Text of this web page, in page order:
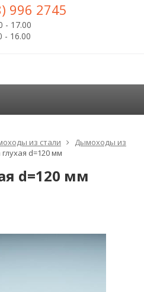
996 2745
- 17.00
- 16.00
из стали
Дымоходы из
d=120 мм
d=120 мм